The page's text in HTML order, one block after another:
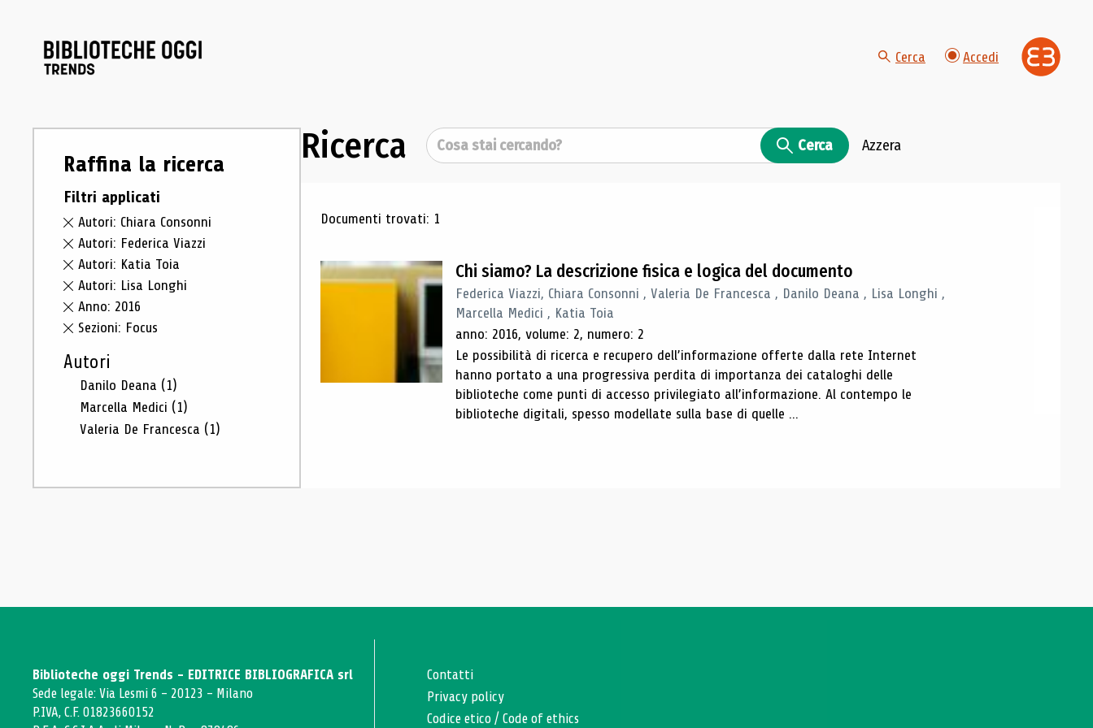
Cerca Accedi
Raffina la ricerca
Filtri applicati
Autori: Chiara Consonni
Autori: Federica Viazzi
Autori: Katia Toia
Autori: Lisa Longhi
Anno: 2016
Sezioni: Focus
Autori
Danilo Deana (1)
Marcella Medici (1)
Valeria De Francesca (1)
Ricerca Cerca Cerca Azzera
Risultati di ricerca
Documenti trovati: 1
Chi siamo? La descrizione fisica e logica del documento
Federica Viazzi, Chiara Consonni , Valeria De Francesca , Danilo Deana , Lisa Longhi ,
Marcella Medici , Katia Toia
anno: 2016, volume: 2, numero: 2
Le possibilità di ricerca e recupero dell’informazione offerte dalla rete Internet
hanno portato a una progressiva perdita di importanza dei cataloghi delle
biblioteche come punti di accesso privilegiato all’informazione. Al contempo le
biblioteche digitali, spesso modellate sulla base di quelle ...
Biblioteche oggi Trends - EDITRICE BIBLIOGRAFICA srl
Sede legale: Via Lesmi 6 - 20123 - Milano
P.IVA, C.F. 01823660152
Contatti
Privacy policy
Codice etico /Code of ethics